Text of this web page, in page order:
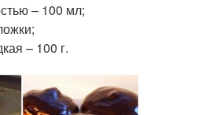
– 100 мл;
– 100 г.